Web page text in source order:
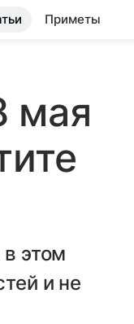
Приметы
мая
этом
и не